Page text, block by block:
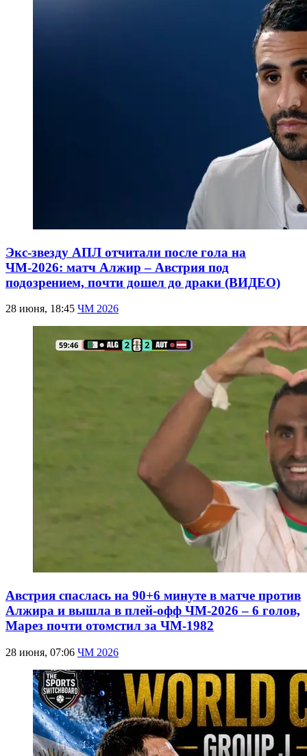
Экс-звезду АПЛ отчитали после гола на
ЧМ-2026: матч Алжир – Австрия под
подозрением, почти дошел до драки (ВИДЕО)
28 июня, 18:45 ЧМ 2026
Австрия спаслась на 90+6 минуте в матче против
Алжира и вышла в плей-офф ЧМ-2026 – 6 голов,
Марез почти отомстил за ЧМ-1982
28 июня, 07:06 ЧМ 2026